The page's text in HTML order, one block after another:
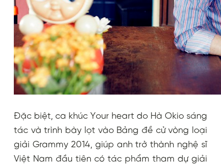
Đặc biệt, ca khúc Your heart do Hà Okio sáng
tác và trình bày lọt vào Bảng đề cử vòng loại
giải Grammy 2014, giúp anh trở thành nghệ sĩ
Việt Nam đầu tiên có tác phẩm tham dự giải